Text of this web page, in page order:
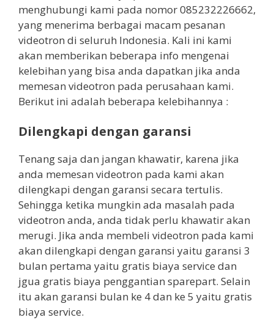
menghubungi kami pada nomor 085232226662,
yang menerima berbagai macam pesanan
videotron di seluruh Indonesia. Kali ini kami
akan memberikan beberapa info mengenai
kelebihan yang bisa anda dapatkan jika anda
memesan videotron pada perusahaan kami.
Berikut ini adalah beberapa kelebihannya :
Dilengkapi dengan garansi
Tenang saja dan jangan khawatir, karena jika
anda memesan videotron pada kami akan
dilengkapi dengan garansi secara tertulis.
Sehingga ketika mungkin ada masalah pada
videotron anda, anda tidak perlu khawatir akan
merugi. Jika anda membeli videotron pada kami
akan dilengkapi dengan garansi yaitu garansi 3
bulan pertama yaitu gratis biaya service dan
jgua gratis biaya penggantian sparepart. Selain
itu akan garansi bulan ke 4 dan ke 5 yaitu gratis
biaya service.